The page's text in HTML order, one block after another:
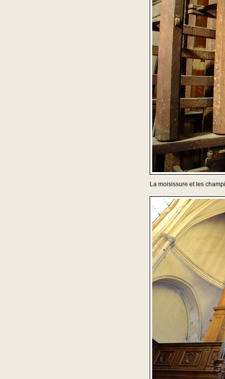
La moisissure et les